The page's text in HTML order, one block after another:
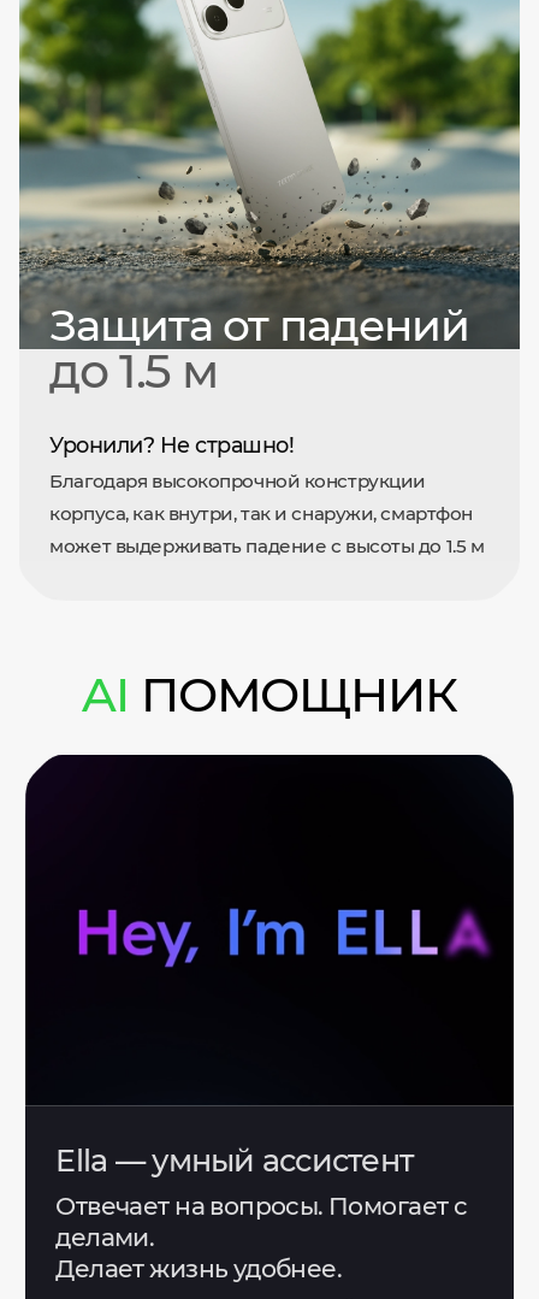
Защита от падений
до 1.5 м
Уронили? Не страшно!
Благодаря высокопрочной конструкции
корпуса, как внутри, так и снаружи, смартфон
может выдерживать падение с высоты до 1.5 м
AI ПОМОЩНИК
Ella — умный ассистент
Отвечает на вопросы. Помогает с
делами.
Делает жизнь удобнее.